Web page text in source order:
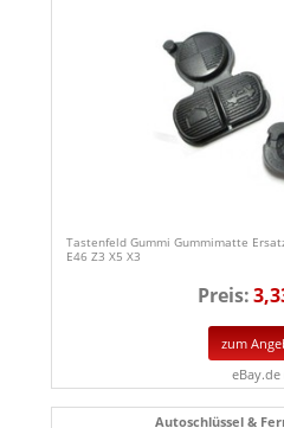
Tastenfeld Gummi Gummimatte
E46 Z3 X5 X3
Preis:
zum
eBay.de
Autoschlüssel &